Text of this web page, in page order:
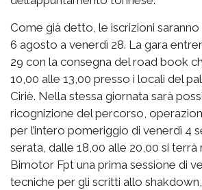
Come già detto, le iscrizioni
6 agosto a venerdì 28. La gara
29 con la consegna del road book
10,00 alle 13,00 presso i locali del
Ciriè. Nella stessa giornata sarà
ricognizione del percorso,
per l’intero pomeriggio di venerdì 4
serata, dalle 18,00 alle 20,00 si terrà
Bimotor Fpt una prima sessione di
tecniche per gli scritti allo